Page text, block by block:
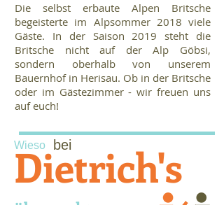
Die selbst erbaute Alpen Britsche
begeisterte im Alpsommer 2018 viele
Gäste. In der Saison 2019 steht die
Britsche nicht auf der Alp Göbsi,
sondern oberhalb von unserem
Bauernhof in Herisau. Ob in der Britsche
oder im Gästezimmer - wir freuen uns
auf euch!
Dietrich's
Wieso bei